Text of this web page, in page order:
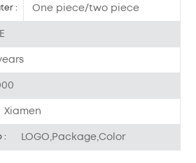
: One piece/two piece
Xiamen
: LOGO,Package,Color